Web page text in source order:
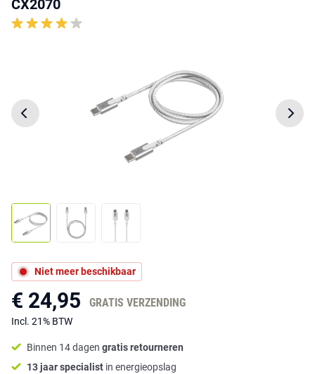
CX2070
Niet meer beschikbaar
€ 24,95 GRATIS VERZENDING
Incl. 21% BTW
Binnen 14 dagen gratis retourneren
13 jaar specialist in energieopslag